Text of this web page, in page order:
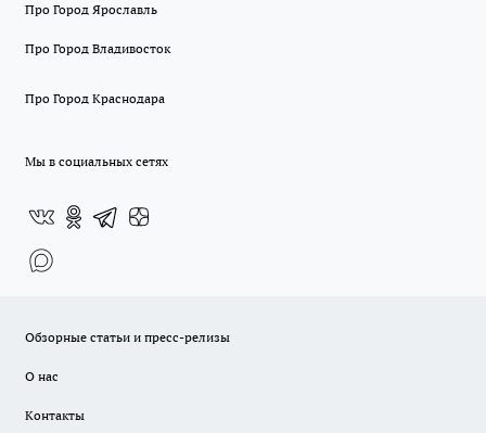
Про Город Ярославль
Про Город Владивосток
Про Город Краснодара
Мы в социальных сетях
Обзорные статьи и пресс-релизы
О нас
Контакты